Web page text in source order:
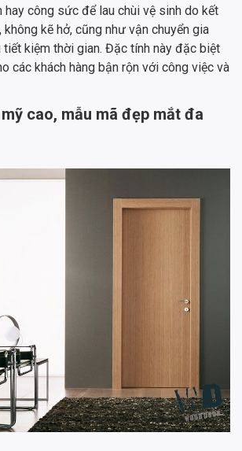
hay công sức để lau chùi vệ sinh do kết
kẽ hở, cũng như vận chuyển gia
kiệm thời gian. Đặc tính này đặc biệt
các khách hàng bận rộn với công việc và
cao, mẫu mã đẹp mắt đa